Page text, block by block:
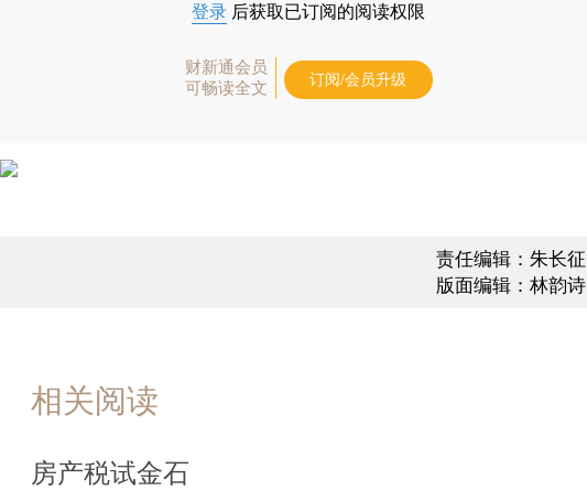
登录 后获取已订阅的阅读权限
财新通会员
可畅读全文
订阅/会员升级
责任编辑：朱长征
版面编辑：林韵诗
相关阅读
房产税试金石